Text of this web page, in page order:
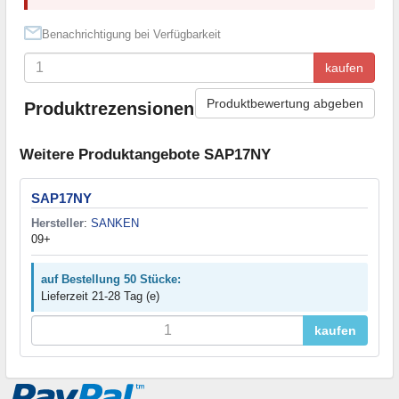
Benachrichtigung bei Verfügbarkeit
kaufen
Produktrezensionen Produktbewertung abgeben
Weitere Produktangebote SAP17NY
SAP17NY
Hersteller: SANKEN
09+
auf Bestellung 50 Stücke:
Lieferzeit 21-28 Tag (e)
kaufen